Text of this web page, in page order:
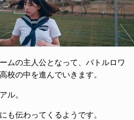
ムの主人公となって、バトルロワ
校の中を進んでいきます。
ル。
も伝わってくるようです。